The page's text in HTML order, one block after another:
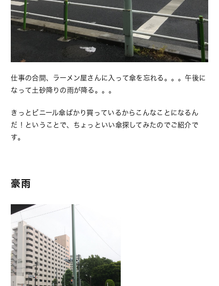
仕事の合間、ラーメン屋さんに入って傘を忘れる。。。午後に
なって土砂降りの雨が降る。。。
きっとビニール傘ばかり買っているからこんなことになるん
だ！ということで、ちょっといい傘探してみたのでご紹介で
す。
豪雨